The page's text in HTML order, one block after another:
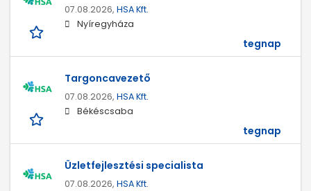
07.08.2026, HSA Kft.
Nyíregyháza
tegnap
Targoncavezető
07.08.2026, HSA Kft.
Békéscsaba
tegnap
Üzletfejlesztési specialista
07.08.2026, HSA Kft.